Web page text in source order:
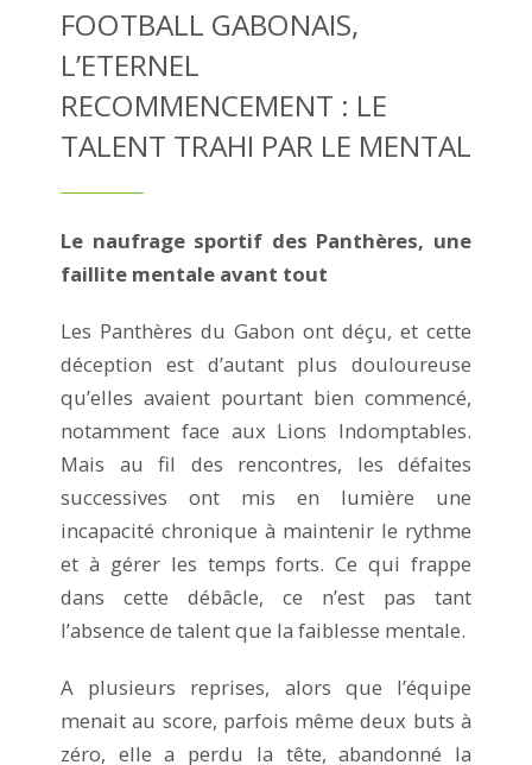
FOOTBALL GABONAIS,
L’ETERNEL
RECOMMENCEMENT : LE
TALENT TRAHI PAR LE MENTAL
Le naufrage sportif des Panthères, une
faillite mentale avant tout
Les Panthères du Gabon ont déçu, et cette
déception est d’autant plus douloureuse
qu’elles avaient pourtant bien commencé,
notamment face aux Lions Indomptables.
Mais au fil des rencontres, les défaites
successives ont mis en lumière une
incapacité chronique à maintenir le rythme
et à gérer les temps forts. Ce qui frappe
dans cette débâcle, ce n’est pas tant
l’absence de talent que la faiblesse mentale.
A plusieurs reprises, alors que l’équipe
menait au score, parfois même deux buts à
zéro, elle a perdu la tête, abandonné la